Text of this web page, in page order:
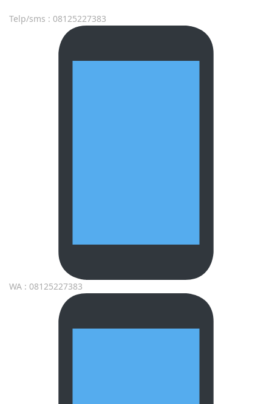
Telp/sms : 08125227383
WA : 08125227383